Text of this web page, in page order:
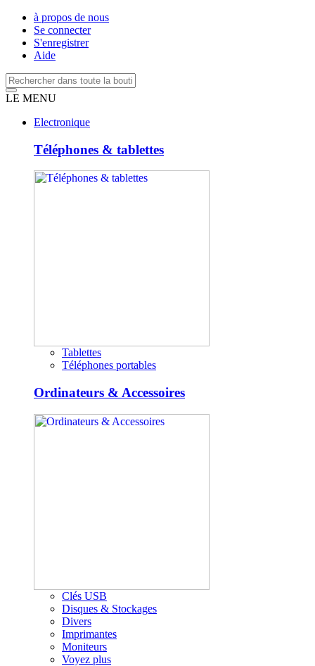
à propos de nous
Se connecter
S'enregistrer
Aide
LE MENU
Electronique
Téléphones & tablettes
Tablettes
Téléphones portables
Ordinateurs & Accessoires
Clés USB
Disques & Stockages
Divers
Imprimantes
Moniteurs
Voyez plus